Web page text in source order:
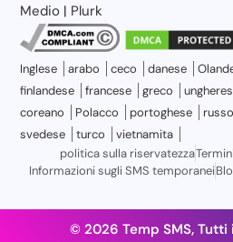
Medio | Plurk
Inglese arabo ceco danese
finlandese
francese greco
coreano
Polacco portoghese russo
svedese
turco
vietnamita
politica sulla riservatezza
Informazioni sugli SMS temporanei
© 2026 Temp SMS,